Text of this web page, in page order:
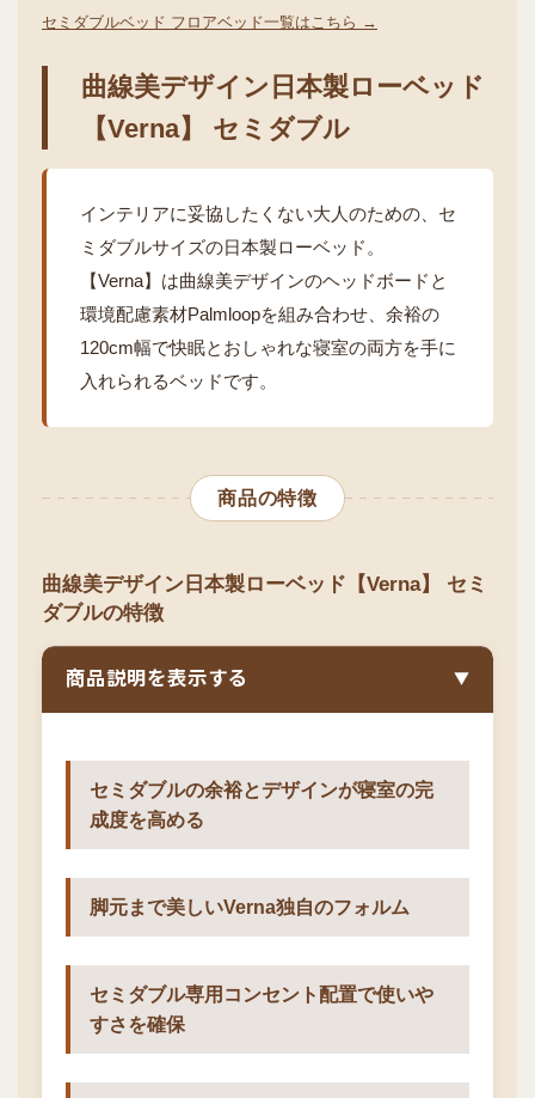
セミダブルベッド フロアベッド一覧はこちら →
曲線美デザイン日本製ローベッド
【Verna】 セミダブル
インテリアに妥協したくない大人のための、セ
ミダブルサイズの日本製ローベッド。
【Verna】は曲線美デザインのヘッドボードと
環境配慮素材Palmloopを組み合わせ、余裕の
120cm幅で快眠とおしゃれな寝室の両方を手に
入れられるベッドです。
商品の特徴
曲線美デザイン日本製ローベッド【Verna】 セミ
ダブルの特徴
商品説明を表示する ▼
セミダブルの余裕とデザインが寝室の完
成度を高める
脚元まで美しいVerna独自のフォルム
セミダブル専用コンセント配置で使いや
すさを確保